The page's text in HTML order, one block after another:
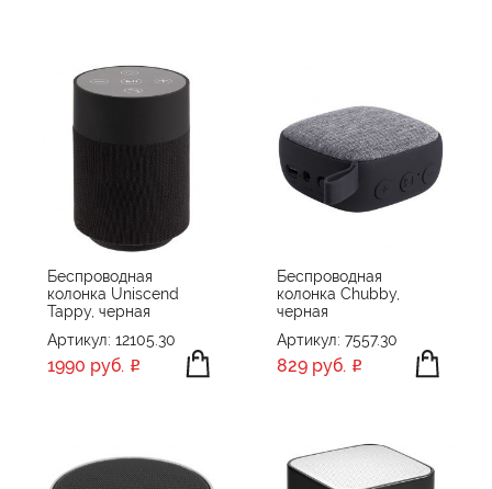
XD Design
Xiaomi
Xoopar
Без бренда
Яндекс
Беспроводная
колонка Uniscend
Tappy, черная
Артикул: 12105.30
1990 руб.
Беспроводная
колонка Chubby,
черная
Артикул: 7557.30
829 руб.